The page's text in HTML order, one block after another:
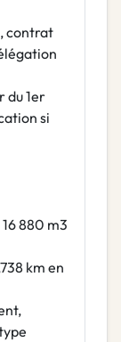
contrat
du 1er
si
880 m3
km en